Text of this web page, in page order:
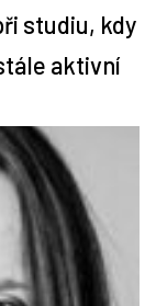
studiu, kdy
aktivní